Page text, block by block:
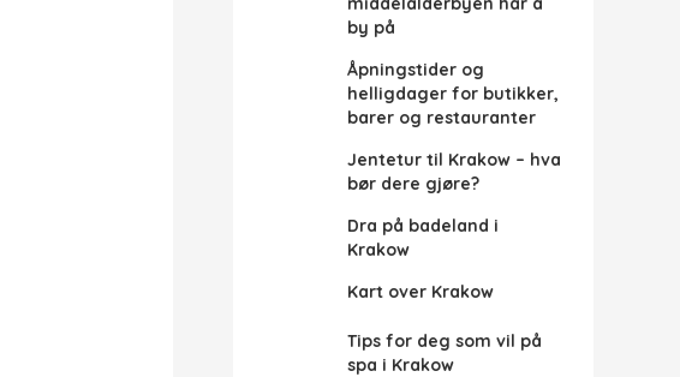
by på
Åpningstider og
helligdager for butikker,
barer og restauranter
Jentetur til Krakow – hva
bør dere gjøre?
Dra på badeland i
Krakow
Kart over Krakow
Tips for deg som vil på
spa i Krakow